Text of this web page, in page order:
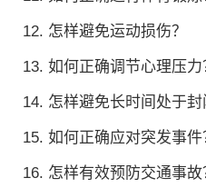
12. 怎样避免运动损伤？
13. 如何正确调节心理压力
14. 怎样避免长时间处于封
15. 如何正确应对突发事件
16. 怎样有效预防交通事故